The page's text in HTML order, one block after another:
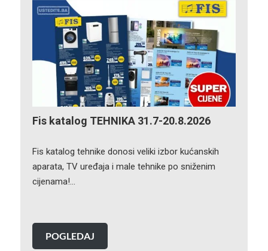
Fis katalog TEHNIKA 31.7-20.8.2026
Fis katalog tehnike donosi veliki izbor kućanskih
aparata, TV uređaja i male tehnike po sniženim
cijenama!…
POGLEDAJ